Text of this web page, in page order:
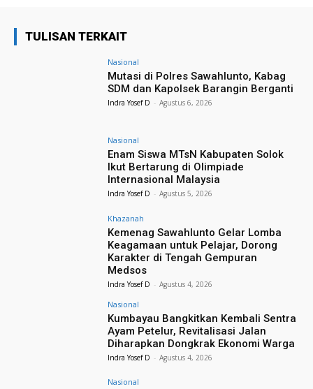
TULISAN TERKAIT
Nasional
Mutasi di Polres Sawahlunto, Kabag
SDM dan Kapolsek Barangin Berganti
Indra Yosef D - Agustus 6, 2026
Nasional
Enam Siswa MTsN Kabupaten Solok
Ikut Bertarung di Olimpiade
Internasional Malaysia
Indra Yosef D - Agustus 5, 2026
Khazanah
Kemenag Sawahlunto Gelar Lomba
Keagamaan untuk Pelajar, Dorong
Karakter di Tengah Gempuran
Medsos
Indra Yosef D - Agustus 4, 2026
Nasional
Kumbayau Bangkitkan Kembali Sentra
Ayam Petelur, Revitalisasi Jalan
Diharapkan Dongkrak Ekonomi Warga
Indra Yosef D - Agustus 4, 2026
Nasional